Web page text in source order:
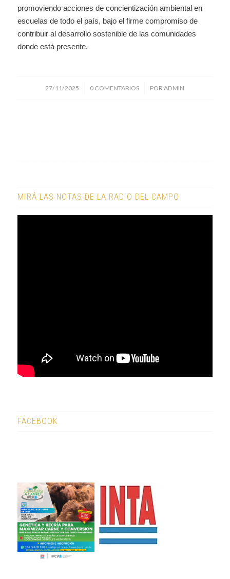
promoviendo acciones de concientización ambiental en
escuelas de todo el país, bajo el firme compromiso de
contribuir al desarrollo sostenible de las comunidades
donde está presente.
27/11/2025
/ 0 COMENTARIOS
/ PORADMIN
MIRÁ LAS NOTAS DE LA RADIO DEL CAMPO
FACEBOOK